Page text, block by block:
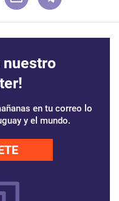
nuestro
en tu correo lo
y el mundo.